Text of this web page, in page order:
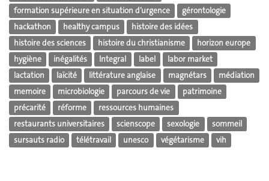
formation supérieure en situation d’urgence
gérontologie
hackathon
healthy campus
histoire des idées
histoire des sciences
histoire du christianisme
horizon europe
hygiène
inégalités Integral label
labor market
lactation
laïcité littérature anglaise magnétars
médiation
memoire
microbiologie parcours de vie
patrimoine
précarité
réforme
ressources humaines
restaurants universitaires
scienscope sexologie
sommeil
sursauts radio
télétravail unesco végétarisme vih